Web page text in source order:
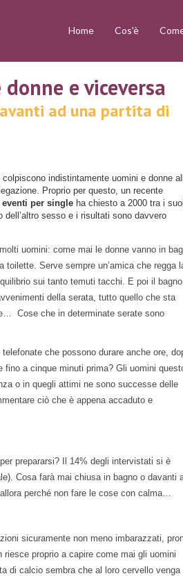
Home Cos'è
e viceversa
ad una partita di
indistintamente uomini e donne
Proprio per questo, un recente
eventi per single ha chiesto a 2000 tra i suoi
sesso e i risultati sono davvero
uomini: come mai le donne vanno in
Serve sempre un’amica che regga
sui tanto temuti tacchi. E poi il
della serata, tutto quello che sta
Cose che in determinate serate sono
che possono durare anche ore,
a cinque minuti prima? Gli uomini
o in quegli attimi ne sono successe delle
ciò che è appena accaduto e
prepararsi? Il 14% degli intervistati si è
Cosa farà mai chiusa in bagno o davanti
perché non fare le cose con calma…
sicuramente non meno imbarazzati,
proprio a capire come mai gli uomini
di calcio sembra che al loro cervello venga